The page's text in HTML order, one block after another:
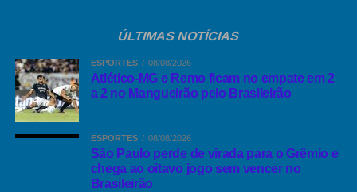
ÚLTIMAS NOTÍCIAS
ESPORTES 08/08/2026
Atlético-MG e Remo ficam no empate em 2
a 2 no Mangueirão pelo Brasileirão
ESPORTES 08/08/2026
São Paulo perde de virada para o Grêmio e
chega ao oitavo jogo sem vencer no
Brasileirão